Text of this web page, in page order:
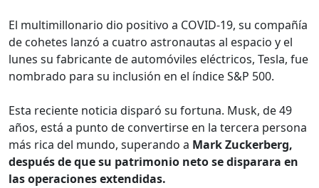
El multimillonario dio positivo a COVID-19, su compañía
de cohetes lanzó a cuatro astronautas al espacio y el
lunes su fabricante de automóviles eléctricos, Tesla, fue
nombrado para su inclusión en el índice S&P 500.
Esta reciente noticia disparó su fortuna. Musk, de 49
años, está a punto de convertirse en la tercera persona
más rica del mundo, superando a Mark Zuckerberg,
después de que su patrimonio neto se disparara en
las operaciones extendidas.